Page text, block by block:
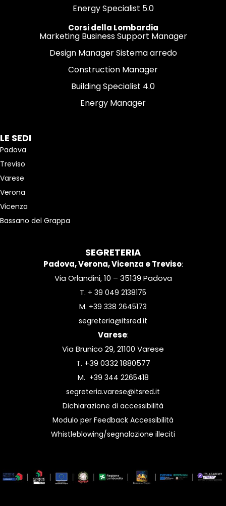
Energy Specialist 5.0
Corsi della Lombardia
Marketing Business Support Manager
Design Manager Sistema arredo
Construction Manager
Building Specialist 4.0
Energy Manager
LE SEDI
Padova
Treviso
Varese
Verona
Vicenza
Bassano del Grappa
SEGRETERIA
Padova, Verona, Vicenza e Treviso:
Via Orlandini, 10 – 35139 Padova
T. + 39 049 2138175
M. +39 338 2645173
segreteria@itsred.it
Varese:
Via Brunico 29, 21100 Varese
T. +39 0332 1880577
M. +39 344 2265418
segreteria.varese@itsred.it
Dichiarazione di accessibilità
Modulo per Feedback Accessibilità
Whistleblowing/segnalazione illeciti